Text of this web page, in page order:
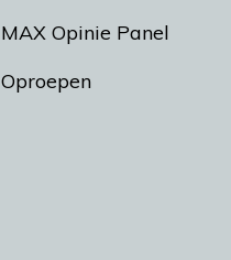
MAX Opinie Panel
Oproepen